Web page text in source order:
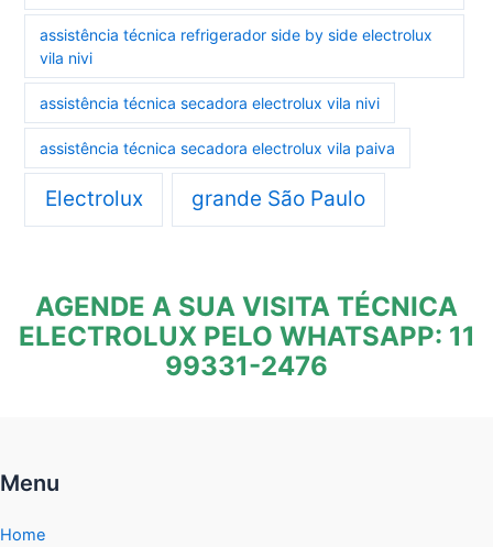
assistência técnica refrigerador side by side electrolux
vila nivi
assistência técnica secadora electrolux vila nivi
assistência técnica secadora electrolux vila paiva
Electrolux grande São Paulo
AGENDE A SUA VISITA TÉCNICA
ELECTROLUX PELO WHATSAPP: 11
99331-2476
Menu
Home